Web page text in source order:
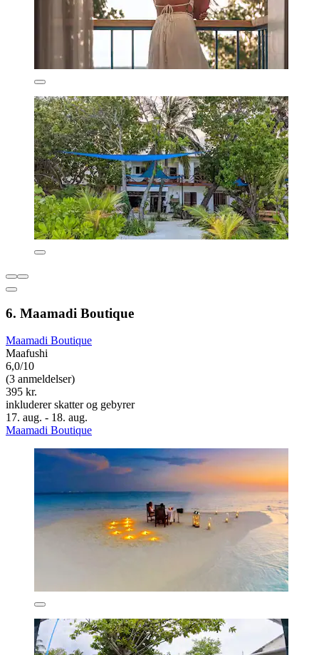
6. Maamadi Boutique
Maamadi Boutique
Maafushi
6,0/10
(3 anmeldelser)
395 kr.
inkluderer skatter og gebyrer
17. aug. - 18. aug.
Maamadi Boutique